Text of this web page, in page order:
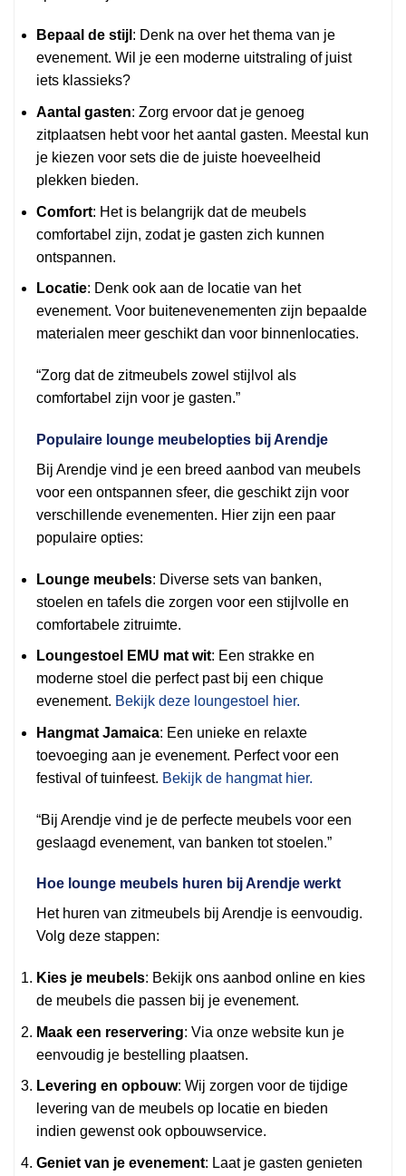
Bepaal de stijl : Denk na over het thema van je
evenement. Wil je een moderne uitstraling of juist
iets klassieks?
Aantal gasten: Zorg ervoor dat je genoeg
zitplaatsen hebt voor het aantal gasten. Meestal kun
je kiezen voor sets die de juiste hoeveelheid
plekken bieden.
Comfort: Het is belangrijk dat de meubels
comfortabel zijn, zodat je gasten zich kunnen
ontspannen.
Locatie: Denk ook aan de locatie van het
evenement. Voor buitenevenementen zijn bepaalde
materialen meer geschikt dan voor binnenlocaties.
“Zorg dat de zitmeubels zowel stijlvol als
comfortabel zijn voor je gasten.”
Populaire lounge meubelopties bij Arendje
Bij Arendje vind je een breed aanbod van meubels
voor een ontspannen sfeer, die geschikt zijn voor
verschillende evenementen. Hier zijn een paar
populaire opties:
Lounge meubels: Diverse sets van banken,
stoelen en tafels die zorgen voor een stijlvolle en
comfortabele zitruimte.
Loungestoel EMU mat wit: Een strakke en
moderne stoel die perfect past bij een chique
evenement. Bekijk deze loungestoel hier.
Hangmat Jamaica: Een unieke en relaxte
toevoeging aan je evenement. Perfect voor een
festival of tuinfeest. Bekijk de hangmat hier.
“Bij Arendje vind je de perfecte meubels voor een
geslaagd evenement, van banken tot stoelen.”
Hoe lounge meubels huren bij Arendje werkt
Het huren van zitmeubels bij Arendje is eenvoudig.
Volg deze stappen:
Kies je meubels: Bekijk ons aanbod online en kies
de meubels die passen bij je evenement.
Maak een reservering: Via onze website kun je
eenvoudig je bestelling plaatsen.
Levering en opbouw: Wij zorgen voor de tijdige
levering van de meubels op locatie en bieden
indien gewenst ook opbouwservice.
Geniet van je evenement: Laat je gasten genieten